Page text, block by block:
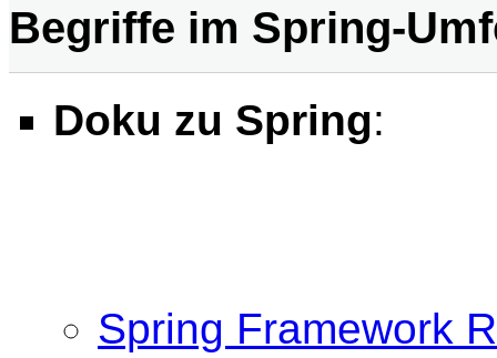
Begriffe im Spring-
Doku zu Spring:
Spring Framework